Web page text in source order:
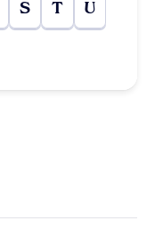
S T U